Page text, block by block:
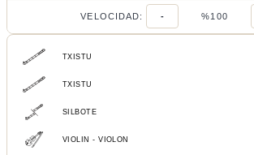
VELOCIDAD: - %100
TXISTU
TXISTU
SILBOTE
VIOLIN - VIOLON